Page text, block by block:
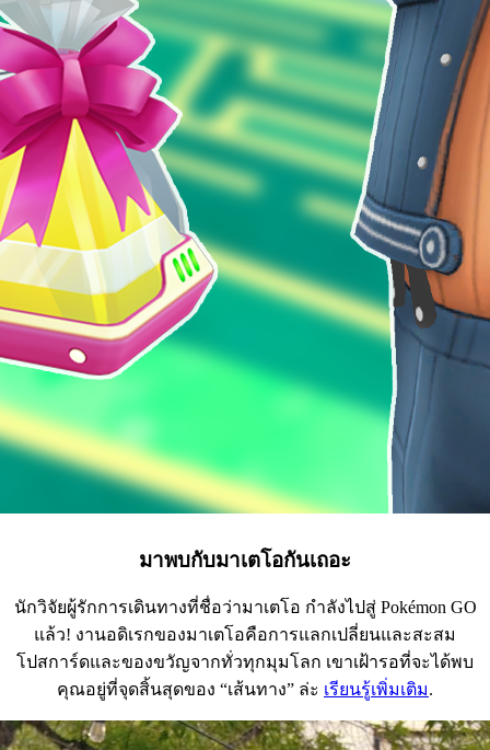
มาพบกับมาเตโอกันเถอะ
นักวิจัยผู้รักการเดินทางที่ชื่อว่ามาเตโอ กำลังไปสู่ Pokémon GO
แล้ว! งานอดิเรกของมาเตโอคือการแลกเปลี่ยนและสะสม
โปสการ์ดและของขวัญจากทั่วทุกมุมโลก เขาเฝ้ารอที่จะได้พบ
คุณอยู่ที่จุดสิ้นสุดของ “เส้นทาง” ล่ะ เรียนรู้เพิ่มเติม.